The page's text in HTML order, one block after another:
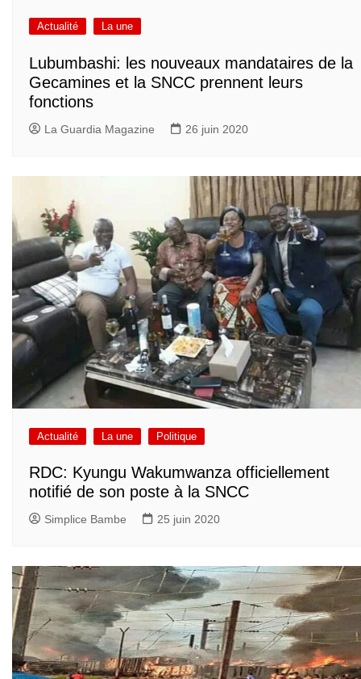
Actualité La une
Lubumbashi: les nouveaux mandataires de la
Gecamines et la SNCC prennent leurs
fonctions
La Guardia Magazine 26 juin 2020
Actualité La une Politique
RDC: Kyungu Wakumwanza officiellement
notifié de son poste à la SNCC
Simplice Bambe 25 juin 2020